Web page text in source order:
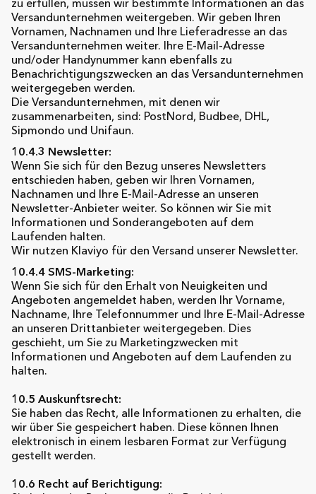
zu erfüllen, müssen wir bestimmte Informationen an das
Versandunternehmen weitergeben. Wir geben Ihren
Vornamen, Nachnamen und Ihre Lieferadresse an das
Versandunternehmen weiter. Ihre E-Mail-Adresse
und/oder Handynummer kann ebenfalls zu
Benachrichtigungszwecken an das Versandunternehmen
weitergegeben werden.
Die Versandunternehmen, mit denen wir
zusammenarbeiten, sind: PostNord, Budbee, DHL,
Sipmondo und Unifaun.
10.4.3 Newsletter:
Wenn Sie sich für den Bezug unseres Newsletters
entschieden haben, geben wir Ihren Vornamen,
Nachnamen und Ihre E-Mail-Adresse an unseren
Newsletter-Anbieter weiter. So können wir Sie mit
Informationen und Sonderangeboten auf dem
Laufenden halten.
Wir nutzen Klaviyo für den Versand unserer Newsletter.
10.4.4 SMS-Marketing:
Wenn Sie sich für den Erhalt von Neuigkeiten und
Angeboten angemeldet haben, werden Ihr Vorname,
Nachname, Ihre Telefonnummer und Ihre E-Mail-Adresse
an unseren Drittanbieter weitergegeben. Dies
geschieht, um Sie zu Marketingzwecken mit
Informationen und Angeboten auf dem Laufenden zu
halten.
10.5 Auskunftsrecht:
Sie haben das Recht, alle Informationen zu erhalten, die
wir über Sie gespeichert haben. Diese können Ihnen
elektronisch in einem lesbaren Format zur Verfügung
gestellt werden.
10.6 Recht auf Berichtigung: